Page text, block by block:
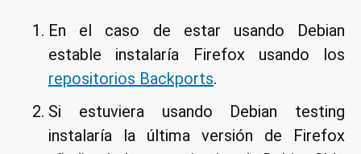
En el caso de estar usando Debian
estable instalaría Firefox usando los
repositorios Backports.
Si estuviera usando Debian testing
instalaría la última versión de Firefox